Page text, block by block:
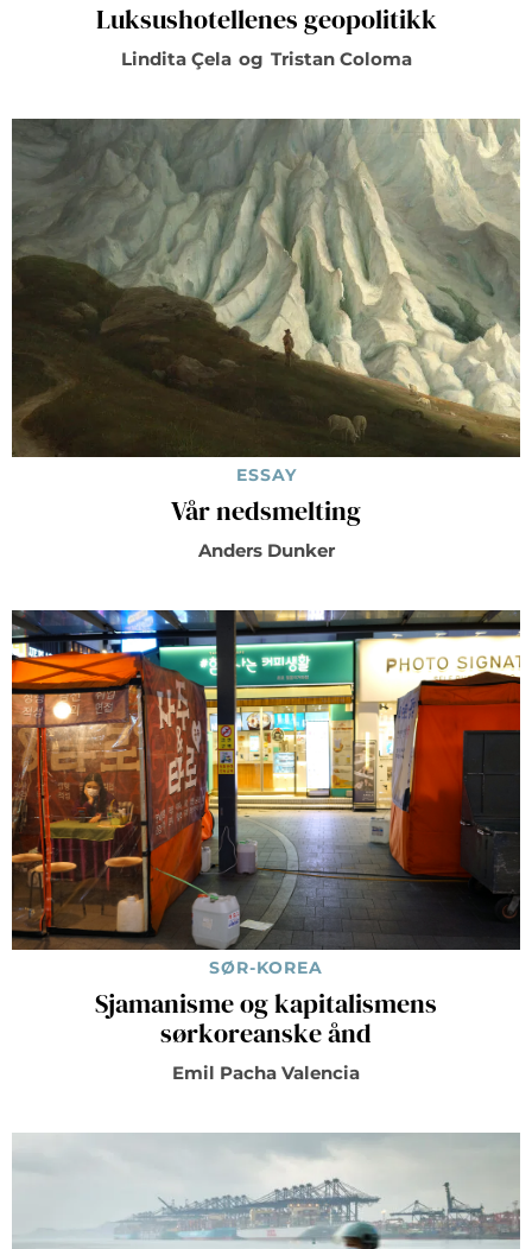
Luksushotellenes geopolitikk
Lindita Çela og Tristan Coloma
ESSAY
Vår nedsmelting
Anders Dunker
SØR-KOREA
Sjamanisme og kapitalismens
sørkoreanske ånd
Emil Pacha Valencia